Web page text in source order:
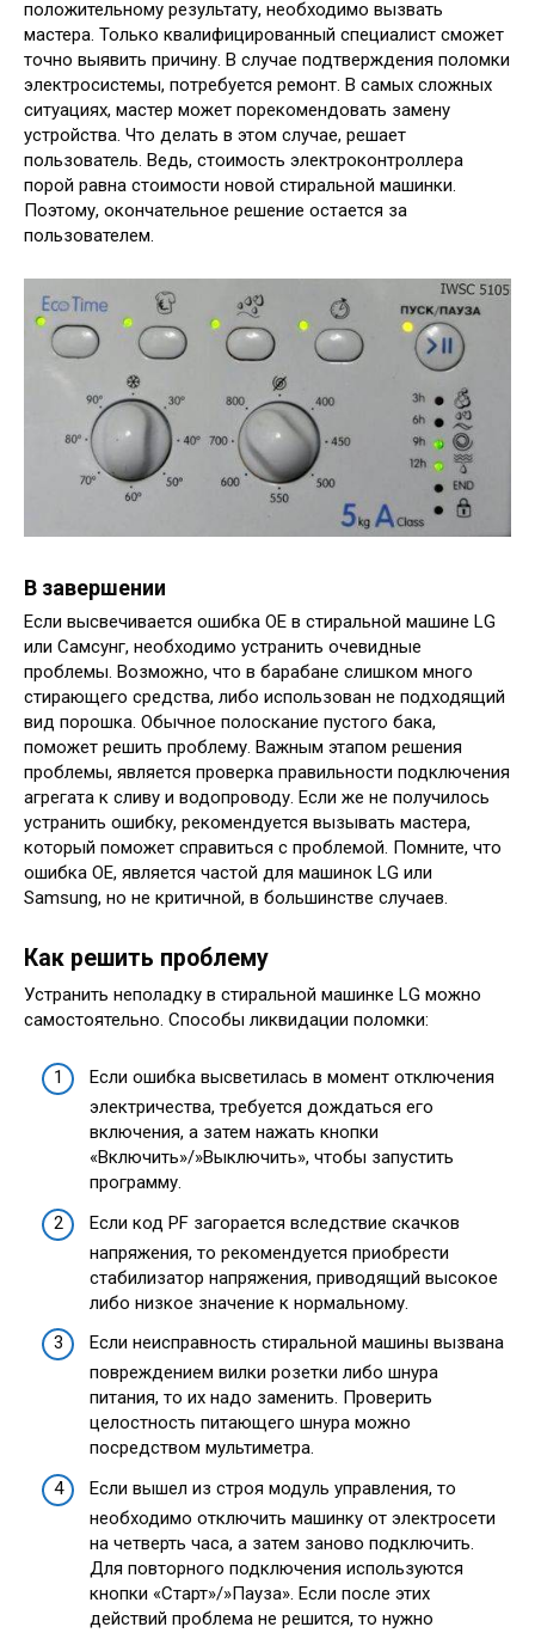
положительному результату, необходимо вызвать
мастера. Только квалифицированный специалист сможет
точно выявить причину. В случае подтверждения поломки
электросистемы, потребуется ремонт. В самых сложных
ситуациях, мастер может порекомендовать замену
устройства. Что делать в этом случае, решает
пользователь. Ведь, стоимость электроконтроллера
порой равна стоимости новой стиральной машинки.
Поэтому, окончательное решение остается за
пользователем.
В завершении
Если высвечивается ошибка OE в стиральной машине LG
или Самсунг, необходимо устранить очевидные
проблемы. Возможно, что в барабане слишком много
стирающего средства, либо использован не подходящий
вид порошка. Обычное полоскание пустого бака,
поможет решить проблему. Важным этапом решения
проблемы, является проверка правильности подключения
агрегата к сливу и водопроводу. Если же не получилось
устранить ошибку, рекомендуется вызывать мастера,
который поможет справиться с проблемой. Помните, что
ошибка ОЕ, является частой для машинок LG или
Samsung, но не критичной, в большинстве случаев.
Как решить проблему
Устранить неполадку в стиральной машинке LG можно
самостоятельно. Способы ликвидации поломки:
Если ошибка высветилась в момент отключения
электричества, требуется дождаться его
включения, а затем нажать кнопки
«Включить»/»Выключить», чтобы запустить
программу.
Если код PF загорается вследствие скачков
напряжения, то рекомендуется приобрести
стабилизатор напряжения, приводящий высокое
либо низкое значение к нормальному.
Если неисправность стиральной машины вызвана
повреждением вилки розетки либо шнура
питания, то их надо заменить. Проверить
целостность питающего шнура можно
посредством мультиметра.
Если вышел из строя модуль управления, то
необходимо отключить машинку от электросети
на четверть часа, а затем заново подключить.
Для повторного подключения используются
кнопки «Старт»/»Пауза». Если после этих
действий проблема не решится, то нужно